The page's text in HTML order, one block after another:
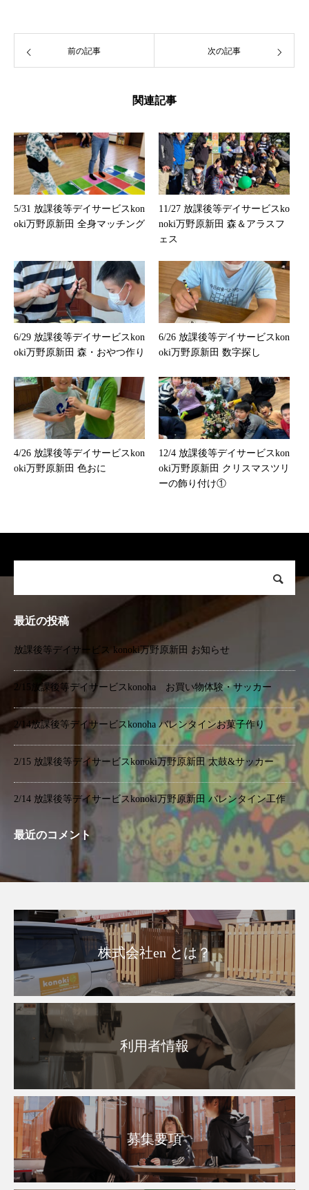
前の記事 次の記事
関連記事
5/31 放課後等デイサービスkon
oki万野原新田 全身マッチング
11/27 放課後等デイサービスko
noki万野原新田 森＆アラスフ
ェス
6/29 放課後等デイサービスkon
oki万野原新田 森・おやつ作り
6/26 放課後等デイサービスkon
oki万野原新田 数字探し
4/26 放課後等デイサービスkon
oki万野原新田 色おに
12/4 放課後等デイサービスkon
oki万野原新田 クリスマスツリ
ーの飾り付け①
最近の投稿
放課後等デイサービス konoki万野原新田 お知らせ
2/15放課後等デイサービスkonoha お買い物体験・サッカー
2/14放課後等デイサービスkonoha バレンタインお菓子作り
2/15 放課後等デイサービスkonoki万野原新田 太鼓&サッカー
2/14 放課後等デイサービスkonoki万野原新田 バレンタイン工作
最近のコメント
株式会社en とは？
利用者情報
募集要項